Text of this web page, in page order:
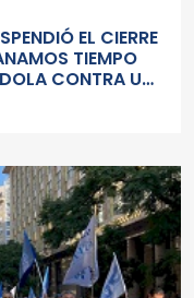
EL CIERRE
TIEMPO
CONTRA UN